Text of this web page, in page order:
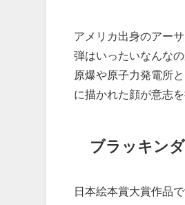
アメリカ出身のアー
弾はいったいなんな
原爆や原子力発電所
に描かれた顔が意志
ブラッキン
日本絵本賞大賞作品で